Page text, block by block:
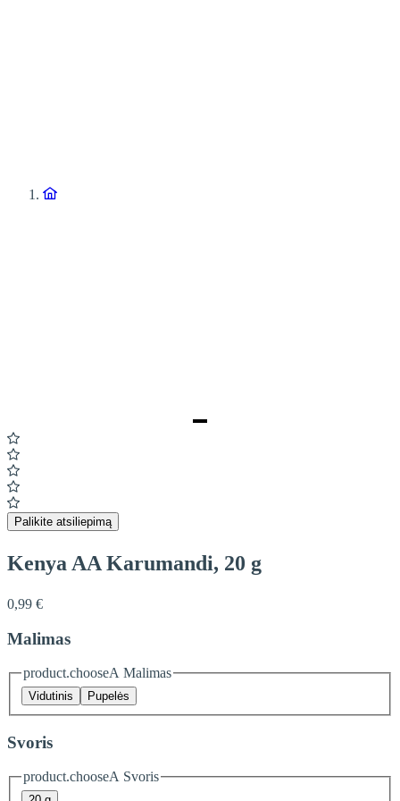
Item
1
of
1
Palikite atsiliepimą
Kenya AA Karumandi, 20 g
0,99 €
Malimas
product.chooseA Malimas
Vidutinis Pupelės
Svoris
product.chooseA Svoris